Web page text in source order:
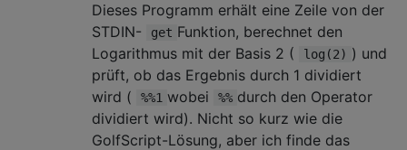
Dieses Programm erhält eine Zeile von der
STDIN-
get Funktion, berechnet den
Logarithmus mit der Basis 2 (
log(2) ) und
prüft, ob das Ergebnis durch 1 dividiert
wird (
%%1 wobei %% durch den Operator
dividiert wird). Nicht so kurz wie die
GolfScript-Lösung, aber ich finde das